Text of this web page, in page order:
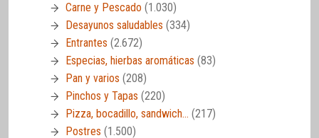
Carne y Pescado (1.030)
Desayunos saludables (334)
Entrantes (2.672)
Especias, hierbas aromáticas (83)
Pan y varios (208)
Pinchos y Tapas (220)
Pizza, bocadillo, sandwich… (217)
Postres (1.500)